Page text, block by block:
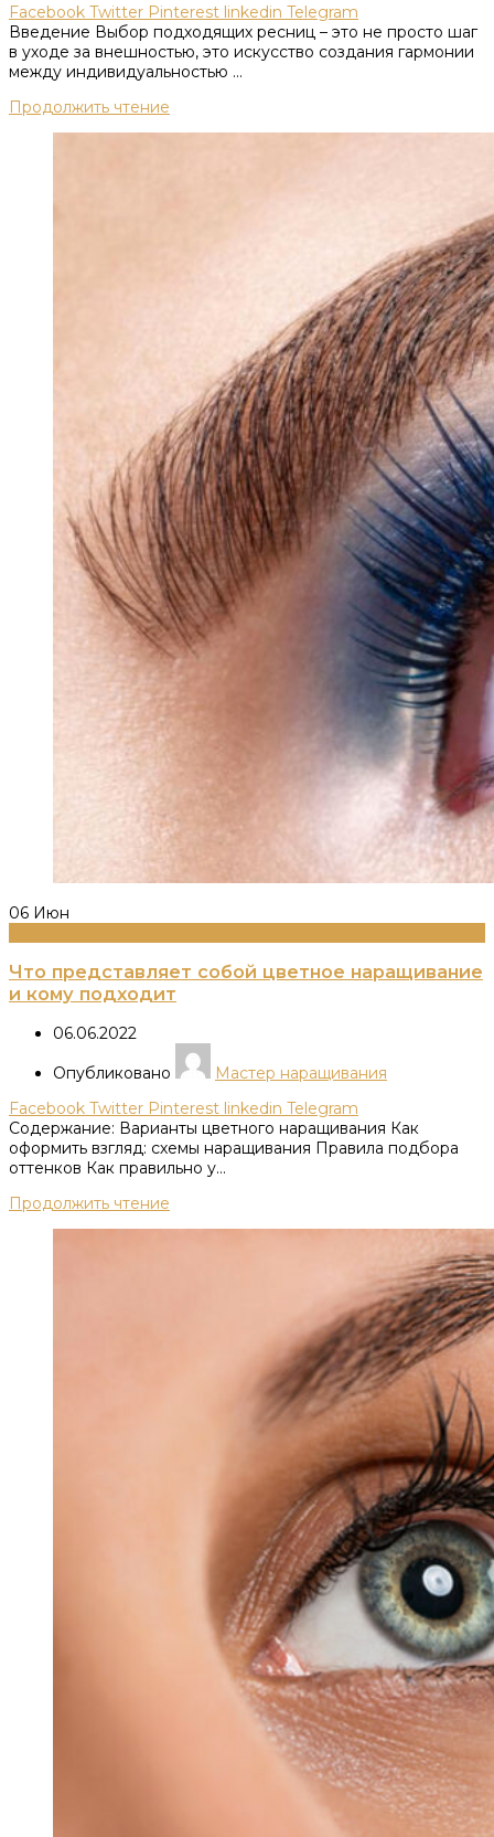
Facebook Twitter Pinterest linkedin Telegram
Введение Выбор подходящих ресниц – это не просто шаг
в уходе за внешностью, это искусство создания гармонии
между индивидуальностью ...
Продолжить чтение
06 Июн
Что представляет собой цветное наращивание
и кому подходит
06.06.2022
Опубликовано
Мастер наращивания
Facebook Twitter Pinterest linkedin Telegram
Содержание: Варианты цветного наращивания Как
оформить взгляд: схемы наращивания Правила подбора
оттенков Как правильно у...
Продолжить чтение